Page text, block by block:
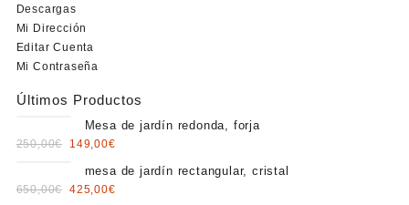
Descargas
Mi Dirección
Editar Cuenta
Mi Contraseña
Últimos Productos
Mesa de jardín redonda, forja
250,00€
Original
149,00€Current
mesa de jardín rectangular, cristal
650,00€ Original
425,00€Current